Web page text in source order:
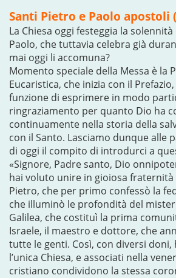
Santi Pietro e Paolo apostoli
La Chiesa oggi festeggia la
Paolo, che tuttavia celebra già
mai oggi li accomuna?
Momento speciale della Messa è la
Eucaristica, che inizia con il
funzione di esprimere in modo
ringraziamento per quanto Dio ha
continuamente nella storia della
con il Santo. Lasciamo dunque alle
di oggi il compito di introdurci a
«Signore, Padre santo, Dio
hai voluto unire in gioiosa
Pietro, che per primo confessò la
che illuminò le profondità del
Galilea, che costituì la prima
Israele, il maestro e dottore, che
tutte le genti. Così, con diversi
l’unica Chiesa, e associati nella
cristiano condividono la stessa